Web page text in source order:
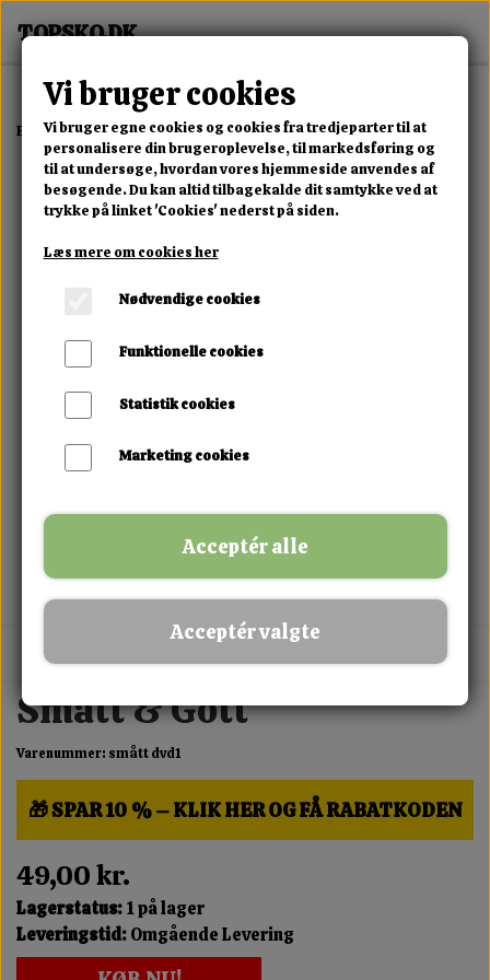
Forside Erotisk Kollektion Dvd Smått & Gott
MIX FRIT · KØB 3 BETAL FOR 2
Smått & Gott
Varenummer: smått dvd1
🎁 SPAR 10 % – KLIK HER OG FÅ RABATKODEN
49,00 kr.
Lagerstatus:1 på lager
Leveringstid:Omgående Levering
Vi bruger cookies
Vi bruger egne cookies og cookies fra tredjeparter til at
personalisere din brugeroplevelse, til markedsføring og
til at undersøge, hvordan vores hjemmeside anvendes af
besøgende. Du kan altid tilbagekalde dit samtykke ved at
trykke på linket 'Cookies' nederst på siden.
Læs mere om cookies her
Nødvendige cookies
Funktionelle cookies
Statistik cookies
Marketing cookies
Acceptér alle
Acceptér valgte